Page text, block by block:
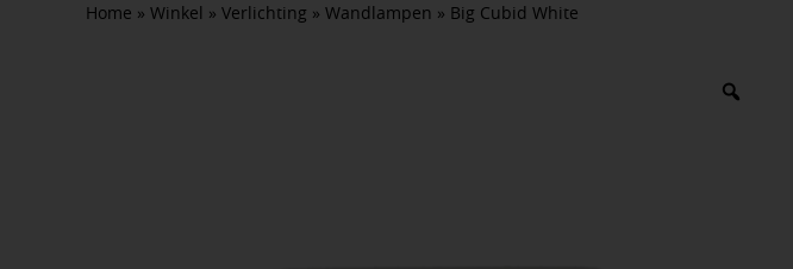
Home » Winkel » Verlichting » Wandlampen » Big Cubid White